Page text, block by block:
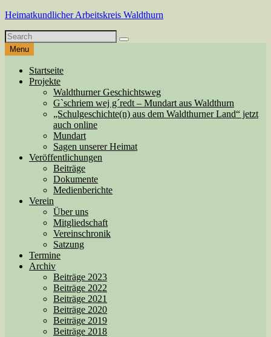
Skip
content
Heimatkundlicher Arbeitskreis Waldthurn
Search
for
Search
Menu
Startseite
Projekte
Waldthurner Geschichtsweg
G`schriem wej g´redt – Mundart aus Waldthurn
„Schulgeschichte(n) aus dem Waldthurner Land“ jetzt
auch online
Mundart
Sagen unserer Heimat
Veröffentlichungen
Beiträge
Dokumente
Medienberichte
Verein
Über uns
Mitgliedschaft
Vereinschronik
Satzung
Termine
Archiv
Beiträge 2023
Beiträge 2022
Beiträge 2021
Beiträge 2020
Beiträge 2019
Beiträge 2018